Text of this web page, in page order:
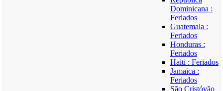
Dominicana :
Feriados
Guatemala :
Feriados
Honduras :
Feriados
Haiti : Feriados
Jamaica :
Feriados
São Cristóvão